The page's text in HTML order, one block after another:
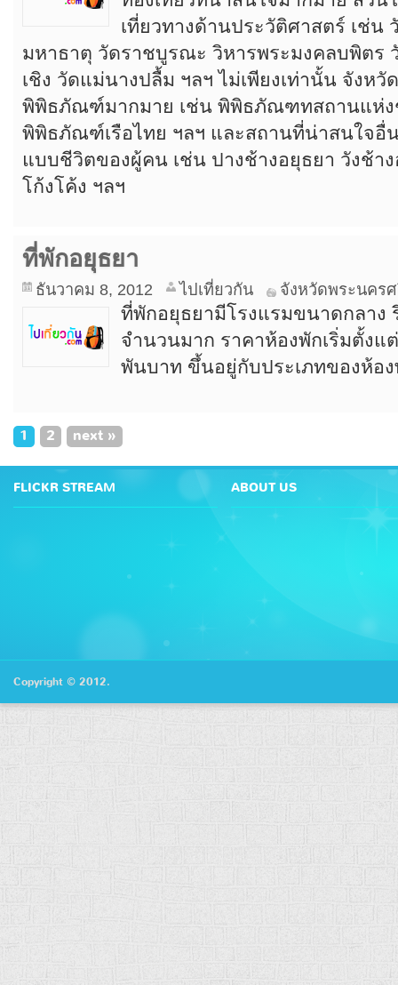
เที่ยวทางด้านประวัติศาสตร์ เช่น
มหาธาตุ วัดราชบูรณะ วิหารพระมงคลบพิตร
เชิง วัดแม่นางปลื้ม ฯลฯ ไม่เพียงเท่านั้น จังห
พิพิธภัณฑ์มากมาย เช่น พิพิธภัณฑทสถานแห่ง
พิพิธภัณฑ์เรือไทย ฯลฯ และสถานที่น่าสนใจอื่
แบบชีวิตของผู้คน เช่น ปางช้างอยุธยา วังช้า
โก้งโค้ง ฯลฯ
ที่พักอยุธยา
ธันวาคม 8, 2012 ไปเที่ยวกัน จังหวัดพระนคร
ที่พักอยุธยามีโรงแรมขนาดกลาง
จำนวนมาก ราคาห้องพักเริ่มตั้งแ
พันบาท ขึ้นอยู่กับประเภทของห้อ
1 2 next »
FLICKR STREAM ABOUT US
Copyright © 2012.